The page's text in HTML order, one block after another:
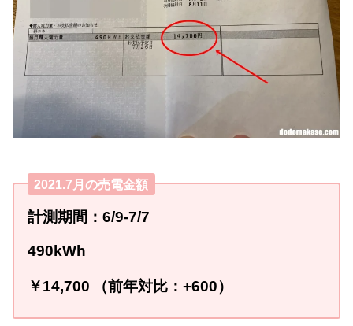
2021.7月の売電金額
計測期間：6/9-7/7
490kWh
￥14,700 （前年対比：+600）